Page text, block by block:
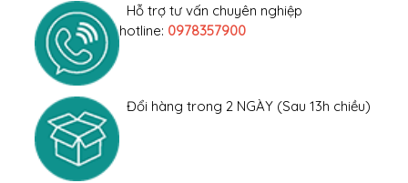
Hỗ trợ tư vấn chuyên nghiệp
hotline: 0978357900
Đổi hàng trong 2 NGÀY (Sau 13h chiều)